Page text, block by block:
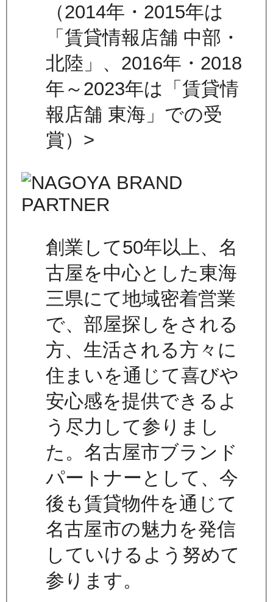
（2014年・2015年は
「賃貸情報店舗 中部・
北陸」、2016年・2018
年～2023年は「賃貸情
報店舗 東海」での受
賞）>
創業して50年以上、名
古屋を中心とした東海
三県にて地域密着営業
で、部屋探しをされる
方、生活される方々に
住まいを通じて喜びや
安心感を提供できるよ
う尽力して参りまし
た。名古屋市ブランド
パートナーとして、今
後も賃貸物件を通じて
名古屋市の魅力を発信
していけるよう努めて
参ります。